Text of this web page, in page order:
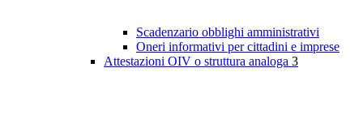
Scadenzario obblighi amministrativi
Oneri informativi per cittadini e imprese
Attestazioni OIV o struttura analoga 3